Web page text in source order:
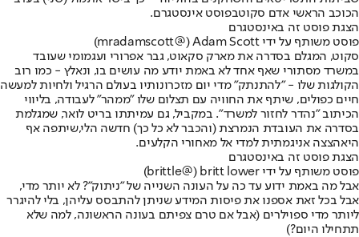
הכוכב הראשי אדם סקוטבפוסט אינסטגרם.
הצגת פוסט זה באינסטגרם
פוסט משותף על ידי ‏‎Adam Scott‎‏ (@‏‎mradamscott‎‏)
סקוט, המגלם בסדרה את מארק סקאוט, גבר אפרורי ועגמומי שעובד
במשרד מסתורי שאף אחד לא באמת יודע מה עושים בו, ונאלץ - כמו רוב
הקולגות שלו - "להתנתק" מדי יום מזכרונותיו בעולם הרגיל ולחיות למעשה
חיים כפולים, שיתף את החוויה עם תצלום שלו "ממהר" לעבודה, בליווי
הכיתוב "נהדר לחזור למשרד". במקביל, גם עמיתתו בריט לואר, שמגלמת
בסדרה את העובדת הנמרצת (והכבר לא כל כך) חדשה הלי,שיתפה אף
היאהצצה אניגמתית למדי אל מאחורי הקלעים.
הצגת פוסט זה באינסטגרם
פוסט משותף על ידי ‏‎britt lower‎‏ (@‏‎brittle‎‏)
אבל מה באמת ידוע עד כה על העונה השנייה של "ניתוק"? לא יותר מדי,
אבל בכל זאת אספנו את פיסות המידע שניתן להתבסס עליהן, בלי להיגרר
ליותר מדי ספוילרים (אבל אם טרם צפיתם בעונה הראשונה, למה שלא
תתחילו היום?)